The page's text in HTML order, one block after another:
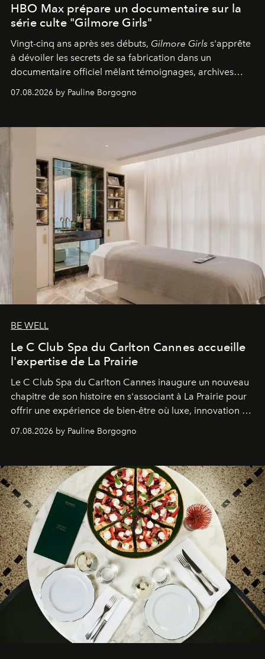
HBO Max prépare un documentaire sur la
série culte "Gilmore Girls"
Vingt-cinq ans après ses débuts, Gilmore Girls s'apprête
à dévoiler les secrets de sa fabrication dans un
documentaire officiel mêlant témoignages, archives
générationnel.
07.08.2026 by Pauline Borgogno
BE WELL
Le C Club Spa du Carlton Cannes accueille
l'expertise de La Prairie
Le C Club Spa du Carlton Cannes inaugure un nouveau
chapitre de son histoire en s'associant à La Prairie pour
offrir une expérience de bien-être où luxe, innovation et
07.08.2026 by Pauline Borgogno